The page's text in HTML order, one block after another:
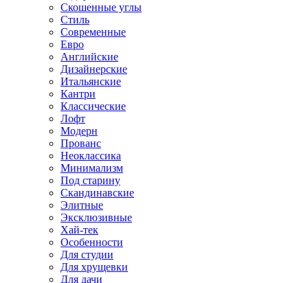
Скошенные углы
Стиль
Современные
Евро
Английские
Дизайнерские
Итальянские
Кантри
Классические
Лофт
Модерн
Прованс
Неоклассика
Минимализм
Под старину
Скандинавские
Элитные
Эксклюзивные
Хай-тек
Особенности
Для студии
Для хрущевки
Для дачи